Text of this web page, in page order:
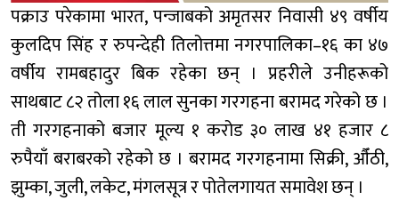
पक्राउ परेकामा भारत, पन्जाबको अमृतसर निवासी ४९ वर्षीय
कुलदिप सिंह र रुपन्देही तिलोत्तमा नगरपालिका–१६ का ४७
वर्षीय रामबहादुर बिक रहेका छन् । प्रहरीले उनीहरूको
साथबाट ८२ तोला १६ लाल सुनका गरगहना बरामद गरेको छ ।
ती गरगहनाको बजार मूल्य १ करोड ३० लाख ४१ हजार ८
रुपैयाँ बराबरको रहेको छ । बरामद गरगहनामा सिक्री, औँठी,
झुम्का, जुली, लकेट, मंगलसूत्र र पोतेलगायत समावेश छन् ।